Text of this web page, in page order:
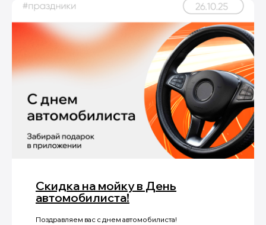
Скидка на мойку в День
автомобилиста!
Поздравляем вас с днем автомобилиста!